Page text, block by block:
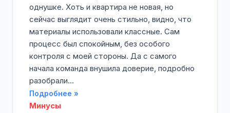
однушке. Хоть и квартира не новая, но
сейчас выглядит очень стильно, видно, что
материалы использовали классные. Сам
процесс был спокойным, без особого
контроля с моей стороны. Да с самого
начала команда внушила доверие, подробно
разобрали...
Подробнее »
Минусы